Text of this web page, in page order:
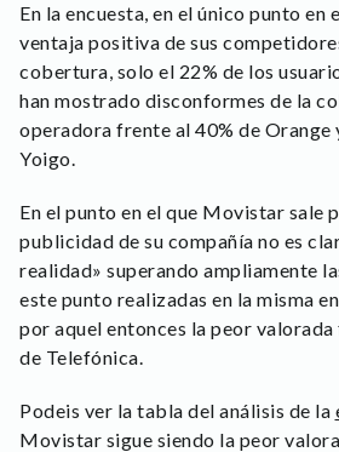
En la encuesta, en el único punto en
ventaja positiva de sus
cobertura, solo el 22% de los
han mostrado disconformes de la
operadora frente al 40% de Orange
Yoigo.
En el punto en el que Movistar sale
publicidad de su compañía no es
realidad» superando ampliamente
este punto realizadas en la misma
por aquel entonces la peor
de Telefónica.
Podeis ver la tabla del análisis de la
Movistar sigue siendo la peor